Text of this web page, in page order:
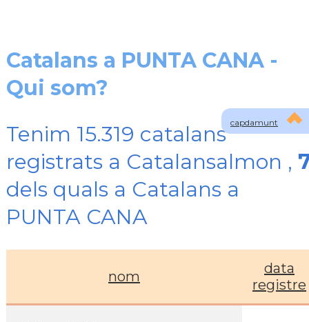
capdamunt
Catalans a PUNTA CANA -
Qui som?
Tenim 15.319 catalans
registrats a Catalansalmon ,
dels quals a Catalans a
PUNTA CANA
nom
data
registre